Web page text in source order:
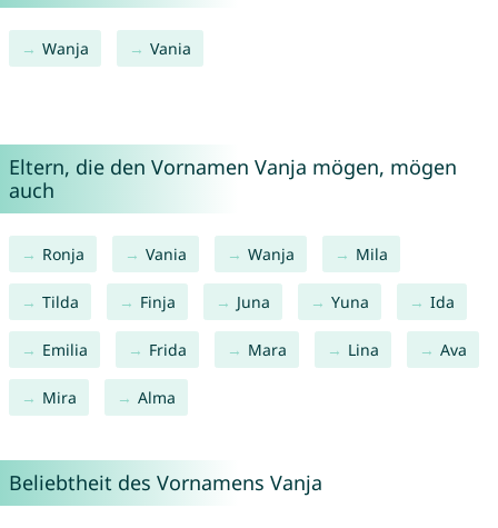
Wanja Vania
Eltern, die den Vornamen Vanja mögen, mögen
auch
Ronja Vania Wanja Mila
Tilda Finja Juna Yuna Ida
Emilia Frida Mara Lina Ava
Mira Alma
Beliebtheit des Vornamens Vanja